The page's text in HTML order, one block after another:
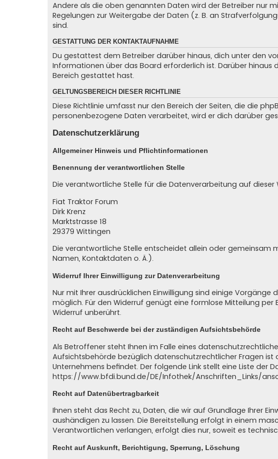
Andere als die oben genannten Daten wird der Betreiber nur
Regelungen zur Weitergabe der Daten (z. B. an
sind.
GESTATTUNG DER KONTAKTAUFNAHME
Du gestattest dem Betreiber darüber hinaus, dich unter den
Informationen über das Board erforderlich ist. Darüber
Bereich gestattet hast.
GELTUNGSBEREICH DIESER RICHTLINIE
Diese Richtlinie umfasst nur den Bereich der Seiten, die die
personenbezogene Daten verarbeitet, wird er dich darüber
Datenschutzerklärung
Allgemeiner Hinweis und Pflichtinformationen
Benennung der verantwortlichen Stelle
Die verantwortliche Stelle für die Datenverarbeitung auf dieser
Fiat Traktor Forum
Dirk Krenz
Marktstrasse 18
29379 Wittingen
Die verantwortliche Stelle entscheidet allein oder gemeinsam
Namen, Kontaktdaten o. Ä.).
Widerruf Ihrer Einwilligung zur Datenverarbeitung
Nur mit Ihrer ausdrücklichen Einwilligung sind einige
möglich. Für den Widerruf genügt eine formlose Mitteilung
Widerruf unberührt.
Recht auf Beschwerde bei der zuständigen Aufsichtsbehörde
Als Betroffener steht Ihnen im Falle eines
Aufsichtsbehörde bezüglich datenschutzrechtlicher Fragen
Unternehmens befindet. Der folgende Link stellt eine Liste
https://www.bfdi.bund.de/DE/Infothek/Anschriften_Links/
Recht auf Datenübertragbarkeit
Ihnen steht das Recht zu, Daten, die wir auf Grundlage Ihrer
aushändigen zu lassen. Die Bereitstellung erfolgt in einem
Verantwortlichen verlangen, erfolgt dies nur, soweit es
Recht auf Auskunft, Berichtigung, Sperrung, Löschung